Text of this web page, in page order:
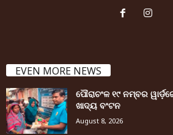
EVEN MORE NEWS
ପୌରାଚଂଳ ୧୯ ନମ୍ବର
ଖାଦ୍ୟ ବଂଟନ
August 8, 2026